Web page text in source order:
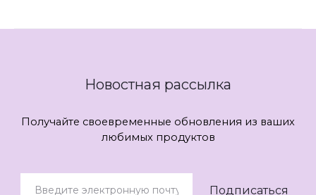
Новостная рассылка
Получайте своевременные обновления из ваших
любимых продуктов